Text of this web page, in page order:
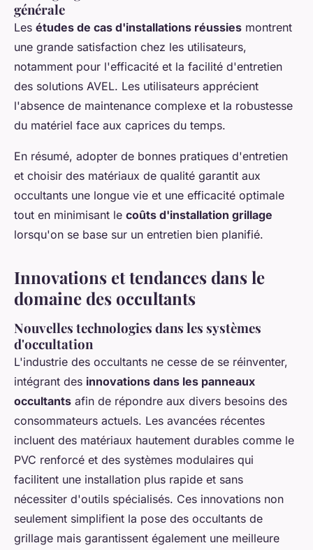
générale
Les études de cas d'installations réussies montrent
une grande satisfaction chez les utilisateurs,
notamment pour l'efficacité et la facilité d'entretien
des solutions AVEL. Les utilisateurs apprécient
l'absence de maintenance complexe et la robustesse
du matériel face aux caprices du temps.
En résumé, adopter de bonnes pratiques d'entretien
et choisir des matériaux de qualité garantit aux
occultants une longue vie et une efficacité optimale
tout en minimisant le coûts d'installation grillage
lorsqu'on se base sur un entretien bien planifié.
Innovations et tendances dans le
domaine des occultants
Nouvelles technologies dans les systèmes
d'occultation
L'industrie des occultants ne cesse de se réinventer,
intégrant des innovations dans les panneaux
occultants afin de répondre aux divers besoins des
consommateurs actuels. Les avancées récentes
incluent des matériaux hautement durables comme le
PVC renforcé et des systèmes modulaires qui
facilitent une installation plus rapide et sans
nécessiter d'outils spécialisés. Ces innovations non
seulement simplifient la pose des occultants de
grillage mais garantissent également une meilleure